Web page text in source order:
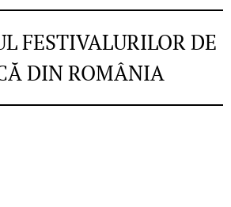
FESTIVALURILOR DE
DIN ROMÂNIA